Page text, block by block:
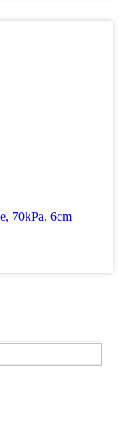
70kPa, 6cm